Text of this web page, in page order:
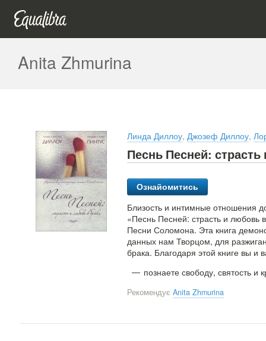
Anita Zhmurina
Линда Диллоу, Джозеф Диллоу,
Песнь Песней:
Ознайомитись
Близость и интимные отношения
«Песнь Песней: страсть и любовь
Песни Соломона. Эта книга
данных нам Творцом, для
брака. Благодаря этой книге вы и
познаете свободу, святость и
Рекомендує Anita Zhmurina